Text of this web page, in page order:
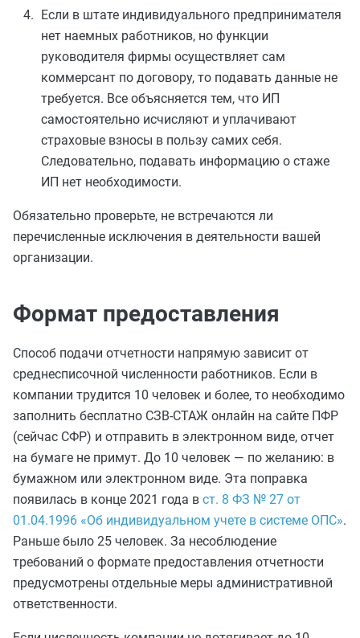
Если в штате индивидуального предпринимателя
нет наемных работников, но функции
руководителя фирмы осуществляет сам
коммерсант по договору, то подавать данные не
требуется. Все объясняется тем, что ИП
самостоятельно исчисляют и уплачивают
страховые взносы в пользу самих себя.
Следовательно, подавать информацию о стаже
ИП нет необходимости.
Обязательно проверьте, не встречаются ли
перечисленные исключения в деятельности вашей
организации.
Формат предоставления
Способ подачи отчетности напрямую зависит от
среднесписочной численности работников. Если в
компании трудится 10 человек и более, то необходимо
заполнить бесплатно СЗВ-СТАЖ онлайн на сайте ПФР
(сейчас СФР) и отправить в электронном виде, отчет
на бумаге не примут. До 10 человек — по желанию: в
бумажном или электронном виде. Эта поправка
появилась в конце 2021 года в ст. 8 ФЗ № 27 от
01.04.1996 «Об индивидуальном учете в системе ОПС».
Раньше было 25 человек. За несоблюдение
требований о формате предоставления отчетности
предусмотрены отдельные меры административной
ответственности.